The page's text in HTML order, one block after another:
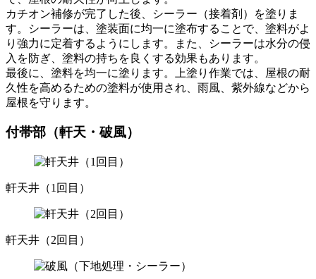
カチオン補修が完了した後、シーラー（接着剤）を塗りま
す。シーラーは、塗装面に均一に塗布することで、塗料がよ
り強力に定着するようにします。また、シーラーは水分の侵
入を防ぎ、塗料の持ちを良くする効果もあります。
最後に、塗料を均一に塗ります。上塗り作業では、屋根の耐
久性を高めるための塗料が使用され、雨風、紫外線などから
屋根を守ります。
付帯部（軒天・破風）
軒天井（1回目）
軒天井（2回目）